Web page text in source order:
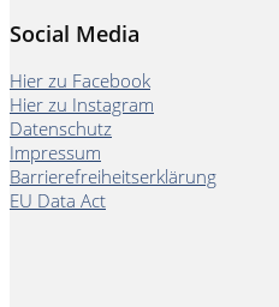
Social Media
Hier zu Facebook
Hier zu Instagram
Datenschutz
Impressum
Barrierefreiheitserklärung
EU Data Act